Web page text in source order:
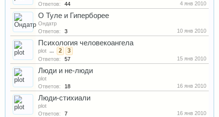
Ответов: 44 4 янв 2010
О Туле и Гиперборее
Ондатр
Ответов:
3 10 янв 2010
Психология человекоангела
plot ... 2 3
Ответов: 57 15 янв 2010
Люди и не-люди
plot
Ответов:
18 16 янв 2010
Люди-стихиали
plot
Ответов:
7 16 янв 2010